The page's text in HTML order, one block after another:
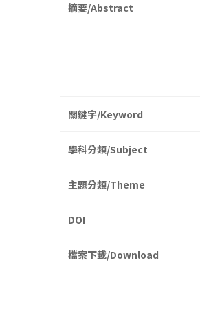
摘要/Abstract
關鍵字/Keyword
學科分類/Subject
主題分類/Theme
DOI
檔案下載/Download